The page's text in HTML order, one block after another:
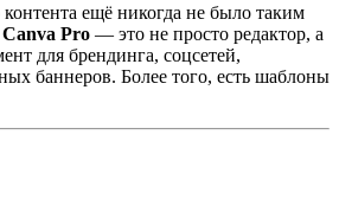
ещё никогда не было таким
Canva Pro — это не просто редактор, а
для брендинга, соцсетей,
баннеров. Более того, есть шаблоны